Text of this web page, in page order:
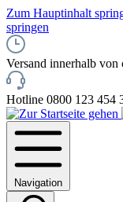
Zum Hauptinhalt
springen
Versand innerhalb von
Hotline 0800 123 454
Navigation